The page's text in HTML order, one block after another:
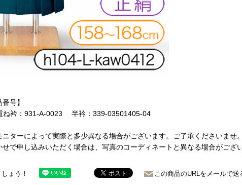
号】
衿：931-A-0023 半衿：339-03501405-04
ターによって実際と多少異なる場合がございます。ご了承くださいませ
で申し込みいただく場合は、写真のコーディネートと異なる場合がござ
ょう！ この商品のURLをメールで送